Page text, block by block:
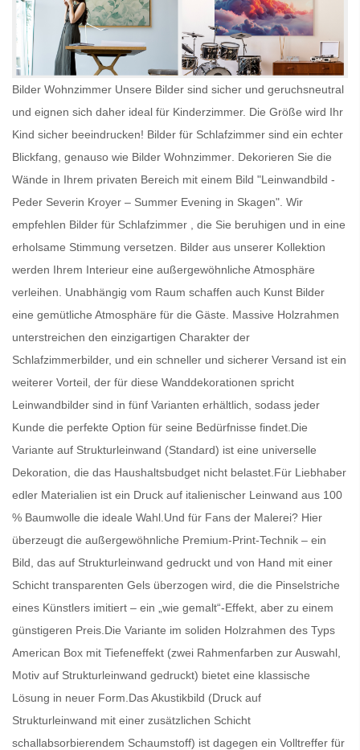
Bilder Wohnzimmer Unsere Bilder sind sicher und geruchsneutral
und eignen sich daher ideal für Kinderzimmer. Die Größe wird Ihr
Kind sicher beeindrucken! Bilder für Schlafzimmer sind ein echter
Blickfang, genauso wie Bilder Wohnzimmer . Dekorieren Sie die
Wände in Ihrem privaten Bereich mit einem Bild "Leinwandbild -
Peder Severin Kroyer – Summer Evening in Skagen". Wir
empfehlen Bilder für Schlafzimmer , die Sie beruhigen und in eine
erholsame Stimmung versetzen. Bilder aus unserer Kollektion
werden Ihrem Interieur eine außergewöhnliche Atmosphäre
verleihen. Unabhängig vom Raum schaffen auch Kunst Bilder
eine gemütliche Atmosphäre für die Gäste. Massive Holzrahmen
unterstreichen den einzigartigen Charakter der
Schlafzimmerbilder, und ein schneller und sicherer Versand ist ein
weiterer Vorteil, der für diese Wanddekorationen spricht
Leinwandbilder sind in fünf Varianten erhältlich, sodass jeder
Kunde die perfekte Option für seine Bedürfnisse findet.Die
Variante auf Strukturleinwand (Standard) ist eine universelle
Dekoration, die das Haushaltsbudget nicht belastet.Für Liebhaber
edler Materialien ist ein Druck auf italienischer Leinwand aus 100
% Baumwolle die ideale Wahl.Und für Fans der Malerei? Hier
überzeugt die außergewöhnliche Premium-Print-Technik – ein
Bild, das auf Strukturleinwand gedruckt und von Hand mit einer
Schicht transparenten Gels überzogen wird, die die Pinselstriche
eines Künstlers imitiert – ein „wie gemalt“-Effekt, aber zu einem
günstigeren Preis.Die Variante im soliden Holzrahmen des Typs
American Box mit Tiefeneffekt (zwei Rahmenfarben zur Auswahl,
Motiv auf Strukturleinwand gedruckt) bietet eine klassische
Lösung in neuer Form.Das Akustikbild (Druck auf
Strukturleinwand mit einer zusätzlichen Schicht
schallabsorbierendem Schaumstoff) ist dagegen ein Volltreffer für